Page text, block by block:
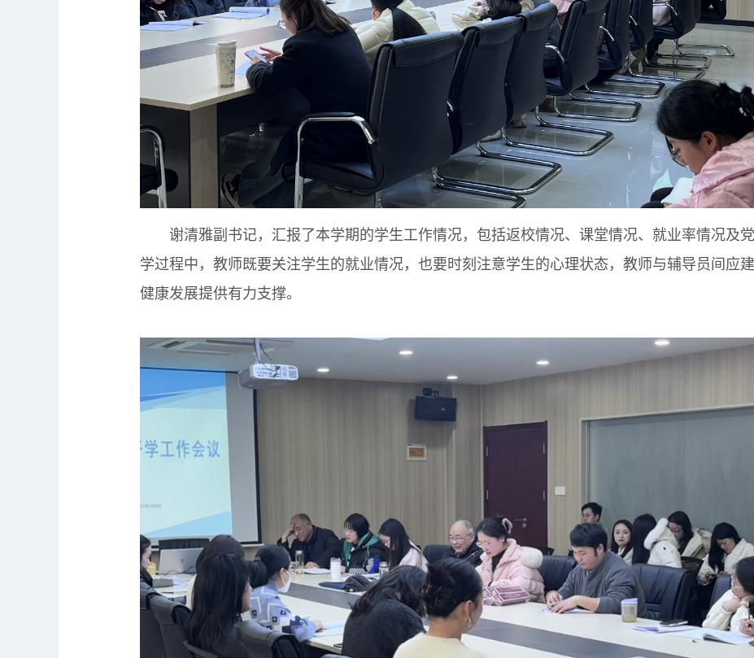
谢清雅副书记，汇报了本学期的学生工作情况，包括返校情况、课堂情况、就业率情况及
学过程中，教师既要关注学生的就业情况，也要时刻注意学生的心理状态，教师与辅导员间应
健康发展提供有力支撑。